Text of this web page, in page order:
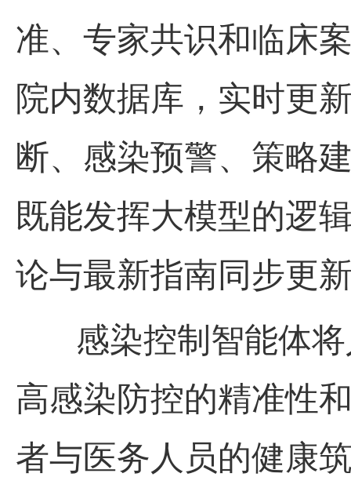
准、专家共识和临床
院内数据库，实时更
断、感染预警、策略
既能发挥大模型的逻
论与最新指南同步更
感染控制智能体将
高感染防控的精准性
者与医务人员的健康